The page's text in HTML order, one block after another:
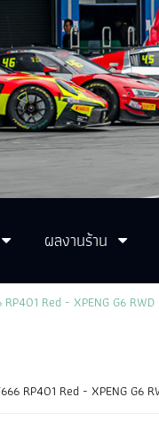
ผลงานร้าน
Red - XPENG G6 RWD
RP401 Red - XPENG G6